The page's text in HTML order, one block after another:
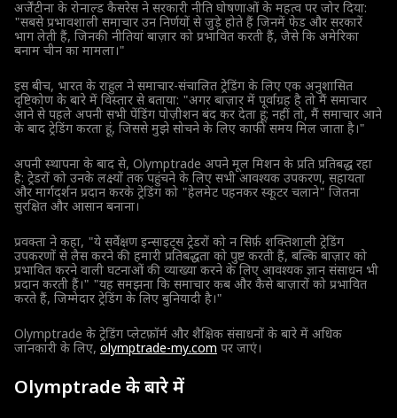
अर्जेंटीना के रोनाल्ड कैसरेस ने सरकारी नीति घोषणाओं के महत्व पर जोर दिया:
"सबसे प्रभावशाली समाचार उन निर्णयों से जुड़े होते हैं जिनमें फेड और सरकारें
भाग लेती हैं, जिनकी नीतियां बाज़ार को प्रभावित करती हैं, जैसे कि अमेरिका
बनाम चीन का मामला।"
इस बीच, भारत के राहुल ने समाचार-संचालित ट्रेडिंग के लिए एक अनुशासित
दृष्टिकोण के बारे में विस्तार से बताया: "अगर बाज़ार में पूर्वाग्रह है तो मैं समाचार
आने से पहले अपनी सभी पेंडिंग पोज़ीशन बंद कर देता हूं; नहीं तो, मैं समाचार आने
के बाद ट्रेडिंग करता हूं, जिससे मुझे सोचने के लिए काफी समय मिल जाता है।"
अपनी स्थापना के बाद से, Olymptrade अपने मूल मिशन के प्रति प्रतिबद्ध रहा
है: ट्रेडरों को उनके लक्ष्यों तक पहुंचने के लिए सभी आवश्यक उपकरण, सहायता
और मार्गदर्शन प्रदान करके ट्रेडिंग को "हेलमेट पहनकर स्कूटर चलाने" जितना
सुरक्षित और आसान बनाना।
प्रवक्ता ने कहा, "ये सर्वेक्षण इन्साइट्स ट्रेडरों को न सिर्फ़ शक्तिशाली ट्रेडिंग
उपकरणों से लैस करने की हमारी प्रतिबद्धता को पुष्ट करती हैं, बल्कि बाज़ार को
प्रभावित करने वाली घटनाओं की व्याख्या करने के लिए आवश्यक ज्ञान संसाधन भी
प्रदान करती हैं।" "यह समझना कि समाचार कब और कैसे बाज़ारों को प्रभावित
करते हैं, जिम्मेदार ट्रेडिंग के लिए बुनियादी है।"
Olymptrade के ट्रेडिंग प्लेटफ़ॉर्म और शैक्षिक संसाधनों के बारे में अधिक
जानकारी के लिए, olymptrade-my.com पर जाएं।
Olymptrade के बारे में